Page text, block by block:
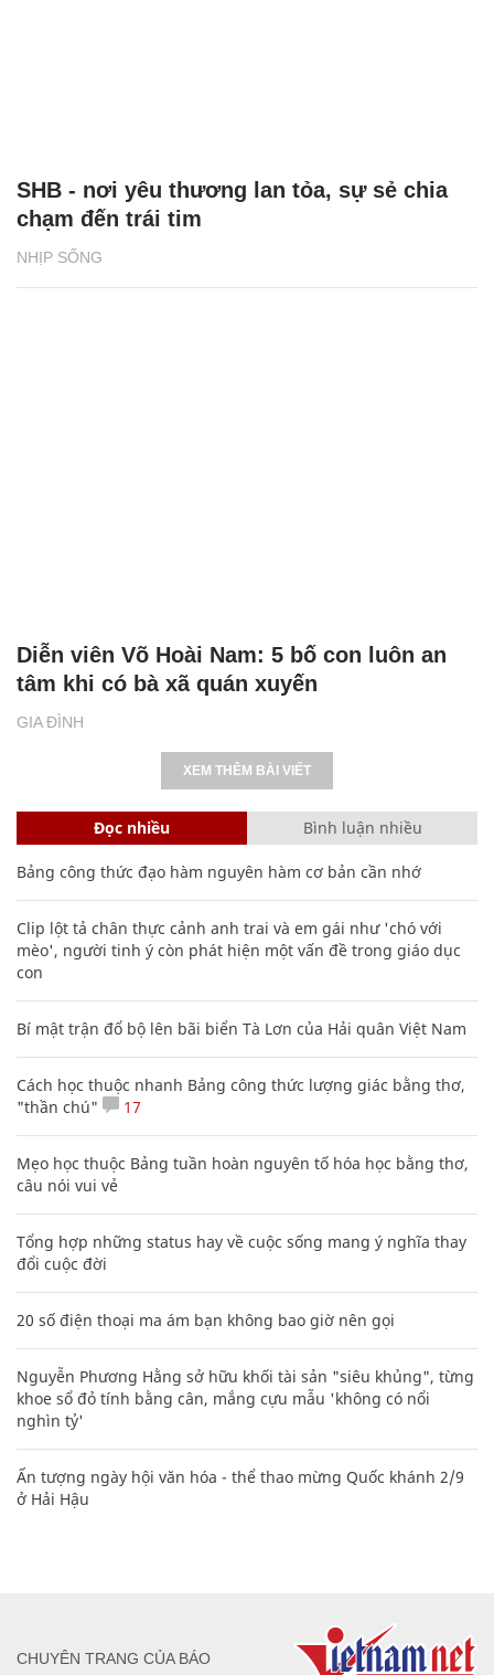
NHỊP SỐNG
SHB - nơi yêu thương lan tỏa, sự sẻ chia
chạm đến trái tim
GIA ĐÌNH
Diễn viên Võ Hoài Nam: 5 bố con luôn an
tâm khi có bà xã quán xuyến
XEM THÊM BÀI VIẾT
Đọc nhiều Bình luận nhiều
Bảng công thức đạo hàm nguyên hàm cơ bản cần nhớ
Clip lột tả chân thực cảnh anh trai và em gái như 'chó với
mèo', người tinh ý còn phát hiện một vấn đề trong giáo dục
con
Bí mật trận đổ bộ lên bãi biển Tà Lơn của Hải quân Việt Nam
Cách học thuộc nhanh Bảng công thức lượng giác bằng thơ,
"thần chú"
17
Mẹo học thuộc Bảng tuần hoàn nguyên tố hóa học bằng thơ,
câu nói vui vẻ
Tổng hợp những status hay về cuộc sống mang ý nghĩa thay
đổi cuộc đời
20 số điện thoại ma ám bạn không bao giờ nên gọi
Nguyễn Phương Hằng sở hữu khối tài sản "siêu khủng", từng
khoe sổ đỏ tính bằng cân, mắng cựu mẫu 'không có nổi
nghìn tỷ'
Ấn tượng ngày hội văn hóa - thể thao mừng Quốc khánh 2/9
ở Hải Hậu
CHUYÊN TRANG CỦA BÁO